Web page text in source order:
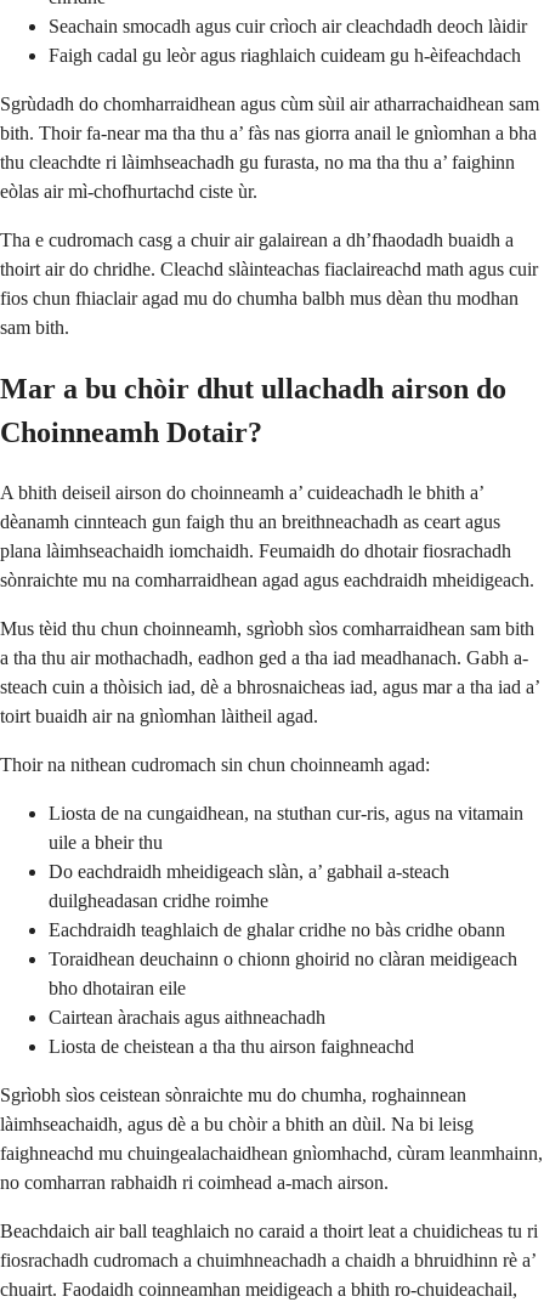
Seachain smocadh agus cuir crìoch air cleachdadh deoch làidir
Faigh cadal gu leòr agus riaghlaich cuideam gu h-èifeachdach
Sgrùdadh do chomharraidhean agus cùm sùil air atharrachaidhean sam
bith. Thoir fa-near ma tha thu a’ fàs nas giorra anail le gnìomhan a bha
thu cleachdte ri làimhseachadh gu furasta, no ma tha thu a’ faighinn
eòlas air mì-chofhurtachd ciste ùr.
Tha e cudromach casg a chuir air galairean a dh’fhaodadh buaidh a
thoirt air do chridhe. Cleachd slàinteachas fiaclaireachd math agus cuir
fios chun fhiaclair agad mu do chumha balbh mus dèan thu modhan
sam bith.
Mar a bu chòir dhut ullachadh airson do
Choinneamh Dotair?
A bhith deiseil airson do choinneamh a’ cuideachadh le bhith a’
dèanamh cinnteach gun faigh thu an breithneachadh as ceart agus
plana làimhseachaidh iomchaidh. Feumaidh do dhotair fiosrachadh
sònraichte mu na comharraidhean agad agus eachdraidh mheidigeach.
Mus tèid thu chun choinneamh, sgrìobh sìos comharraidhean sam bith
a tha thu air mothachadh, eadhon ged a tha iad meadhanach. Gabh a-
steach cuin a thòisich iad, dè a bhrosnaicheas iad, agus mar a tha iad a’
toirt buaidh air na gnìomhan làitheil agad.
Thoir na nithean cudromach sin chun choinneamh agad:
Liosta de na cungaidhean, na stuthan cur-ris, agus na vitamain
uile a bheir thu
Do eachdraidh mheidigeach slàn, a’ gabhail a-steach
duilgheadasan cridhe roimhe
Eachdraidh teaghlaich de ghalar cridhe no bàs cridhe obann
Toraidhean deuchainn o chionn ghoirid no clàran meidigeach
bho dhotairan eile
Cairtean àrachais agus aithneachadh
Liosta de cheistean a tha thu airson faighneachd
Sgrìobh sìos ceistean sònraichte mu do chumha, roghainnean
làimhseachaidh, agus dè a bu chòir a bhith an dùil. Na bi leisg
faighneachd mu chuingealachaidhean gnìomhachd, cùram leanmhainn,
no comharran rabhaidh ri coimhead a-mach airson.
Beachdaich air ball teaghlaich no caraid a thoirt leat a chuidicheas tu ri
fiosrachadh cudromach a chuimhneachadh a chaidh a bhruidhinn rè a’
chuairt. Faodaidh coinneamhan meidigeach a bhith ro-chuideachail,